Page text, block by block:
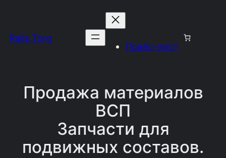
содержимому
Rails Torg
Прайс-лист
Продажа материалов
ВСП
Запчасти для
подвижных составов.